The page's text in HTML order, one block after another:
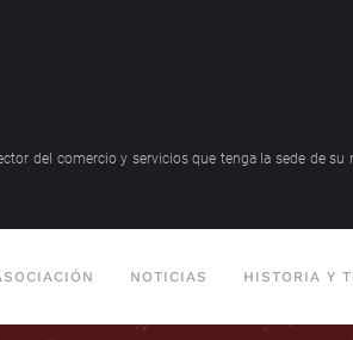
del comercio y servicios que tenga la sede de
NOTICIAS HISTORIA Y